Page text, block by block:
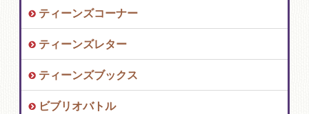
ティーンズコーナー
ティーンズレター
ティーンズブックス
ビブリオバトル